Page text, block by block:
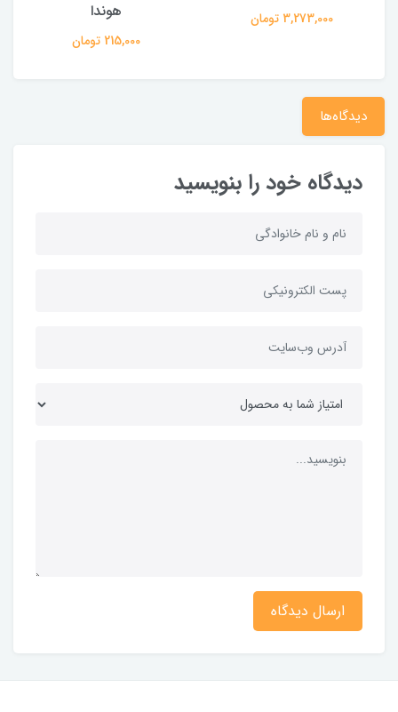
3,273,000 تومان
هوندا
215,000 تومان
دیدگاه‌ها
دیدگاه خود را بنویسید
ارسال دیدگاه